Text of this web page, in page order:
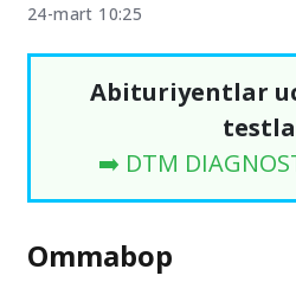
24-mart 10:25
Abituriyentlar
➡️ DTM
Ommabop